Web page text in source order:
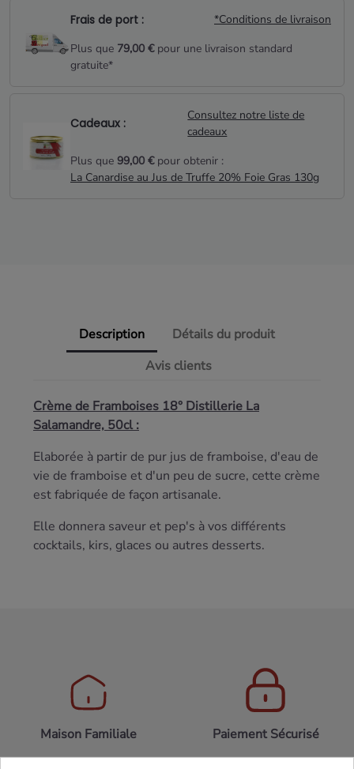
Frais de port :
*Conditions de livraison
Plus que 79,00 €pour une livraison standard
gratuite*
Cadeaux :
Consultez notre liste de
cadeaux
Plus que 99,00 €pour obtenir :
La Canardise au Jus de Truffe 20% Foie Gras 130g
Description
Détails du produit
Avis clients
Crème de Framboises 18° Distillerie La
Salamandre, 50cl :
Elaborée à partir de pur jus de framboise, d'eau de
vie de framboise et d'un peu de sucre, cette crème
est fabriquée de façon artisanale.
Elle donnera saveur et pep's à vos différents
cocktails, kirs, glaces ou autres desserts.
Maison Familiale Paiement Sécurisé